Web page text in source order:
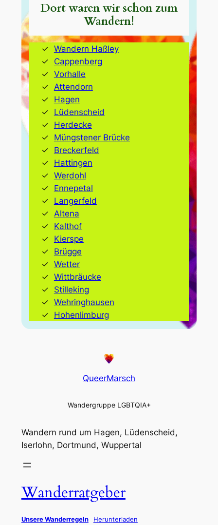
Dort waren wir schon zum
Wandern!
Wandern Haßley
Cappenberg
Vorhalle
Attendorn
Hagen
Lüdenscheid
Herdecke
Müngstener Brücke
Breckerfeld
Hattingen
Werdohl
Ennepetal
Langerfeld
Altena
Kalthof
Kierspe
Brügge
Wetter
Wittbräucke
Stilleking
Wehringhausen
Hohenlimburg
QueerMarsch
Wandergruppe LGBTQIA+
Wandern rund um Hagen, Lüdenscheid,
Iserlohn, Dortmund, Wuppertal
Wanderratgeber
Unsere Wanderregeln Herunterladen